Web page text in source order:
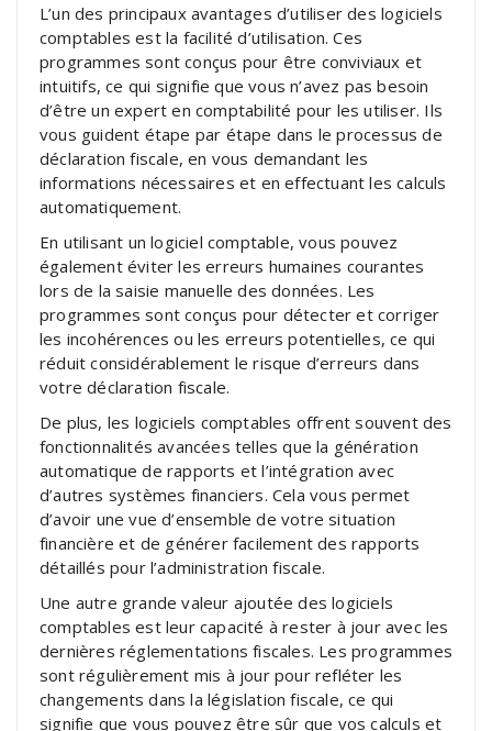
L’un des principaux avantages d’utiliser des logiciels
comptables est la facilité d’utilisation. Ces
programmes sont conçus pour être conviviaux et
intuitifs, ce qui signifie que vous n’avez pas besoin
d’être un expert en comptabilité pour les utiliser. Ils
vous guident étape par étape dans le processus de
déclaration fiscale, en vous demandant les
informations nécessaires et en effectuant les calculs
automatiquement.
En utilisant un logiciel comptable, vous pouvez
également éviter les erreurs humaines courantes
lors de la saisie manuelle des données. Les
programmes sont conçus pour détecter et corriger
les incohérences ou les erreurs potentielles, ce qui
réduit considérablement le risque d’erreurs dans
votre déclaration fiscale.
De plus, les logiciels comptables offrent souvent des
fonctionnalités avancées telles que la génération
automatique de rapports et l’intégration avec
d’autres systèmes financiers. Cela vous permet
d’avoir une vue d’ensemble de votre situation
financière et de générer facilement des rapports
détaillés pour l’administration fiscale.
Une autre grande valeur ajoutée des logiciels
comptables est leur capacité à rester à jour avec les
dernières réglementations fiscales. Les programmes
sont régulièrement mis à jour pour refléter les
changements dans la législation fiscale, ce qui
signifie que vous pouvez être sûr que vos calculs et